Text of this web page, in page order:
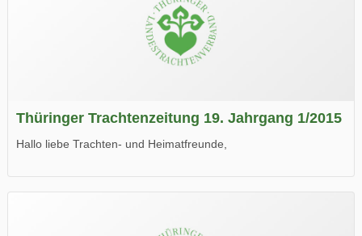
Thüringer Trachtenzeitung 19. Jahrgang 1/2015
Hallo liebe Trachten- und Heimatfreunde,
Wir wünschen Euch viel Spaß beim Lesen.